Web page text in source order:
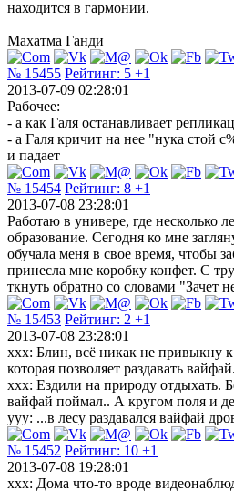
находится в гармонии.
Махатма Ганди
№ 15455 Рейтинг: 5 +1
2013-07-09 02:28:01
Рабочее:
- а как Галя останавливает
- а Галя кричит на нее "нука стой
и падает
№ 15454 Рейтинг: 8 +1
2013-07-08 23:28:01
Работаю в универе, где несколько
образование. Сегодня ко мне
обучала меня в свое время, чтобы
принесла мне коробку конфет. С
ткнуть обратно со словами "Зачет
№ 15453 Рейтинг: 2 +1
2013-07-08 23:28:01
xxx: Блин, всё никак не привыкну
которая позволяет раздавать вайфай.
xxx: Ездили на природу отдыхать.
вайфай поймал.. А кругом поля и
yyy: ...в лесу раздавался вайфай
№ 15452 Рейтинг: 10 +1
2013-07-08 19:28:01
xxx: Дома что-то вроде